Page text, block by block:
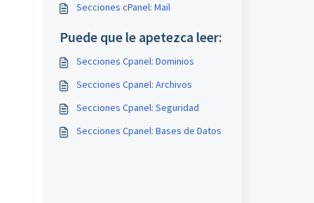
Secciones cPanel: Mail
Puede que le apetezca leer:
Secciones Cpanel: Dominios
Secciones Cpanel: Archivos
Secciones Cpanel: Seguridad
Secciones Cpanel: Bases de Datos